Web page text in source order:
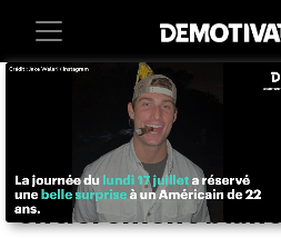
Societe Animaux
Un homme a
des images rares
entièrement